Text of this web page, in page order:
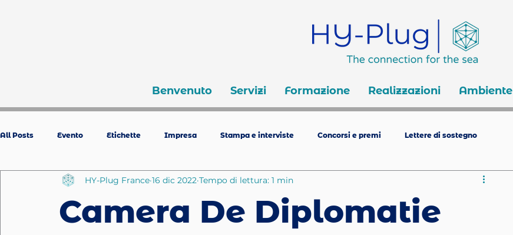
Benvenuto Servizi Formazione Realizzazioni Ambiente
All Posts Evento Etichette Impresa Stampa e interviste Concorsi e premi Lettere di sostegno
Camera De Diplomatie
HY-Plug France 16 dic 2022 Tempo di lettura: 1 min